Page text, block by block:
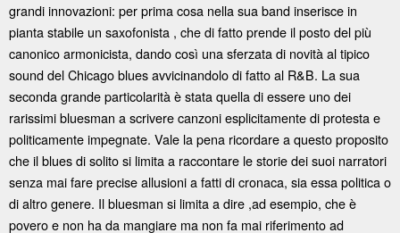
grandi innovazioni: per prima cosa nella sua band inserisce in
pianta stabile un saxofonista , che di fatto prende il posto del più
canonico armonicista, dando così una sferzata di novità al tipico
sound del Chicago blues avvicinandolo di fatto al R&B. La sua
seconda grande particolarità è stata quella di essere uno dei
rarissimi bluesman a scrivere canzoni esplicitamente di protesta e
politicamente impegnate. Vale la pena ricordare a questo proposito
che il blues di solito si limita a raccontare le storie dei suoi narratori
senza mai fare precise allusioni a fatti di cronaca, sia essa politica o
di altro genere. Il bluesman si limita a dire ,ad esempio, che è
povero e non ha da mangiare ma non fa mai riferimento ad